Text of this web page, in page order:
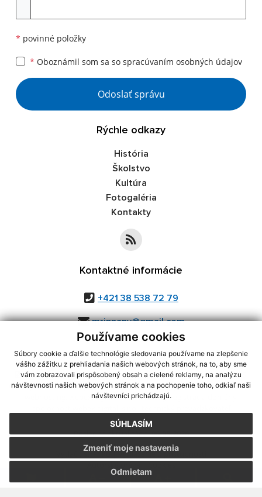
Používame cookies
Súbory cookie a ďalšie technológie sledovania používame na zlepšenie
vášho zážitku z prehliadania našich webových stránok, na to, aby sme
vám zobrazovali prispôsobený obsah a cielené reklamy, na analýzu
návštevnosti našich webových stránok a na pochopenie toho, odkiaľ naši
návštevníci prichádzajú.
SÚHLASÍM
Odmietam
Zmeniť moje nastavenia
* povinné položky
* Oboznámil som sa so spracúvaním osobných údajov
Google reCaptcha Response
Odoslať správu
Rýchle odkazy
História
Školstvo
Kultúra
Fotogaléria
Kontakty
Kontaktné informácie
+421 38 538 72 79
mripnany@gmail.com
využite možnosť získavania aktuálnych informácií s využitím RSS
CMS systém (redakčný) systém ECHELON 2,Mapa stránok,web portál
webex.digital, s.r.o.,domény,registrácia domény
Posledná aktualizácia:06.08.2026
Vytlačiť stránku|Vyhlásenie o prístupnosti